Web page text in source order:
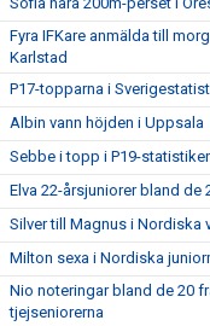
Fyra IFKare anmälda till
Karlstad
P17-topparna i
Albin vann höjden i Uppsala
Sebbe i topp i P19-
Elva 22-årsjuniorer bland de
Silver till Magnus i Nordiska
Milton sexa i Nordiska
Nio noteringar bland de 20
tjejseniorerna